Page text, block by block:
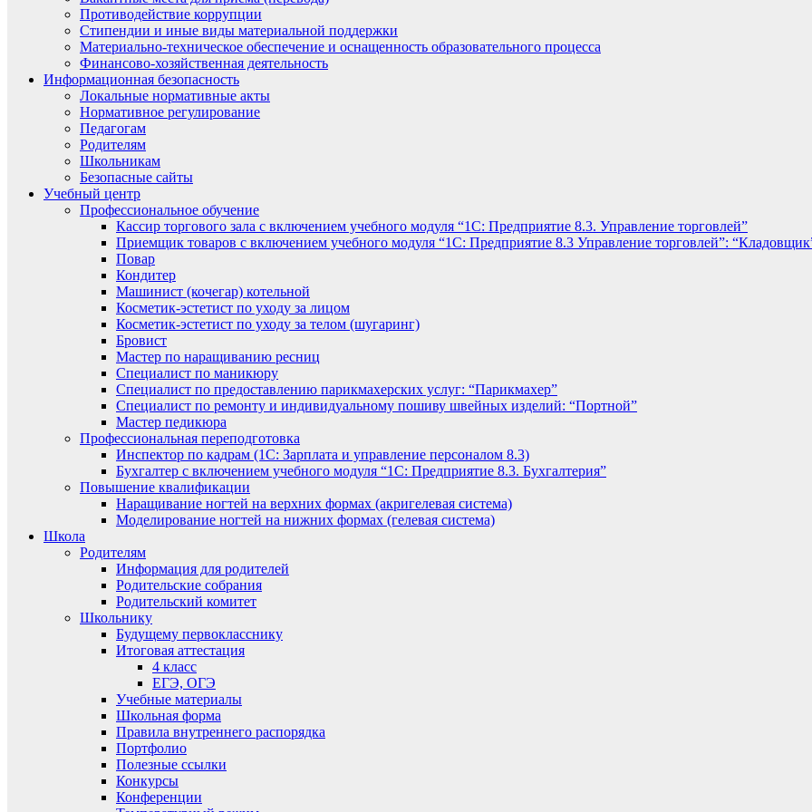
Противодействие коррупции
Стипендии и иные виды материальной поддержки
Материально-техническое обеспечение и оснащенность образовательного процесса
Финансово-хозяйственная деятельность
Информационная безопасность
Локальные нормативные акты
Нормативное регулирование
Педагогам
Родителям
Школьникам
Безопасные сайты
Учебный центр
Профессиональное обучение
Кассир торгового зала с включением учебного модуля “1С: Предприятие 8.3. Управление торговлей”
Приемщик товаров с включением учебного модуля “1С: Предприятие 8.3 Управление торговлей”:
Повар
Кондитер
Машинист (кочегар) котельной
Косметик-эстетист по уходу за лицом
Косметик-эстетист по уходу за телом (шугаринг)
Бровист
Мастер по наращиванию ресниц
Специалист по маникюру
Специалист по предоставлению парикмахерских услуг: “Парикмахер”
Специалист по ремонту и индивидуальному пошиву швейных изделий: “Портной”
Мастер педикюра
Профессиональная переподготовка
Инспектор по кадрам (1С: Зарплата и управление персоналом 8.3)
Бухгалтер с включением учебного модуля “1С: Предприятие 8.3. Бухгалтерия”
Повышение квалификации
Наращивание ногтей на верхних формах (акригелевая система)
Моделирование ногтей на нижних формах (гелевая система)
Школа
Родителям
Информация для родителей
Родительские собрания
Родительский комитет
Школьнику
Будущему первокласснику
Итоговая аттестация
4 класс
ЕГЭ, ОГЭ
Учебные материалы
Школьная форма
Правила внутреннего распорядка
Портфолио
Полезные ссылки
Конкурсы
Конференции